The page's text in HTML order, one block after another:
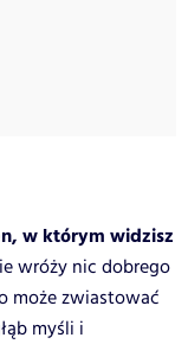
w którym widzisz
wróży nic dobrego
może zwiastować
myśli i